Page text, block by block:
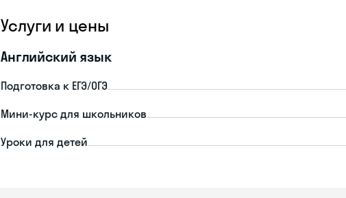
Услуги и цены
Английский язык
Подготовка к ЕГЭ/ОГЭ
Мини-курс для школьников
Уроки для детей